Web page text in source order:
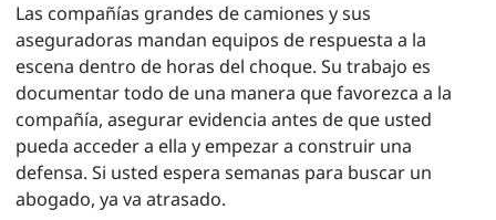
Las compañías grandes de camiones y sus
aseguradoras mandan equipos de respuesta a la
escena dentro de horas del choque. Su trabajo es
documentar todo de una manera que favorezca a la
compañía, asegurar evidencia antes de que usted
pueda acceder a ella y empezar a construir una
defensa. Si usted espera semanas para buscar un
abogado, ya va atrasado.